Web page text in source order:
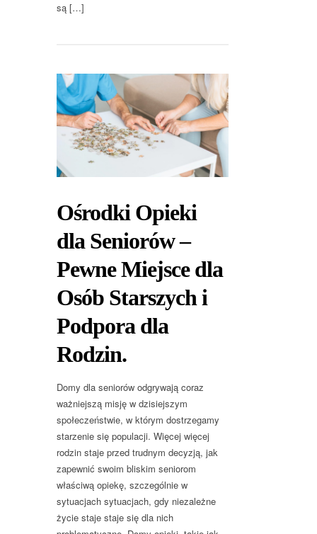
są […]
Ośrodki Opieki
dla Seniorów –
Pewne Miejsce dla
Osób Starszych i
Podpora dla
Rodzin.
Domy dla seniorów odgrywają coraz
ważniejszą misję w dzisiejszym
społeczeństwie, w którym dostrzegamy
starzenie się populacji. Więcej więcej
rodzin staje przed trudnym decyzją, jak
zapewnić swoim bliskim seniorom
właściwą opiekę, szczególnie w
sytuacjach sytuacjach, gdy niezależne
życie staje staje się dla nich